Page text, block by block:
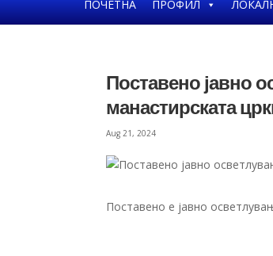
ПОЧЕТНА ПРОФИЛ
Поставено јавно
манастирската
Aug 21, 2024
Поставено е јавно